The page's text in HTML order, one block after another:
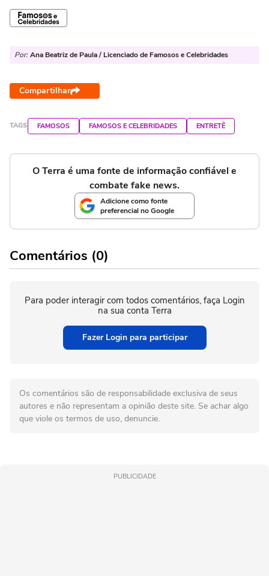
Por: Ana Beatriz de Paula / Licenciado de Famosos e Celebridades
Compartilhar
TAGS FAMOSOS FAMOSOS E CELEBRIDADES ENTRETÊ
O Terra é uma fonte de informação confiável e
combate fake news.
Adicione como fonte
preferencial no Google
Comentários (0)
Para poder interagir com todos comentários, faça Login
na sua conta Terra
Fazer Login para participar
Os comentários são de responsabilidade exclusiva de seus
autores e não representam a opinião deste site. Se achar algo
que viole os termos de uso, denuncie.
PUBLICIDADE